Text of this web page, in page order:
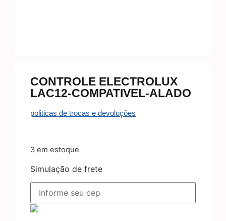
CONTROLE ELECTROLUX
LAC12-COMPATIVEL-ALADO
politicas de trocas e devoluções
3 em estoque
Simulação de frete